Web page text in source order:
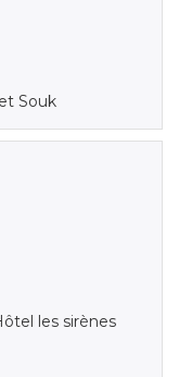
Souk
les sirènes